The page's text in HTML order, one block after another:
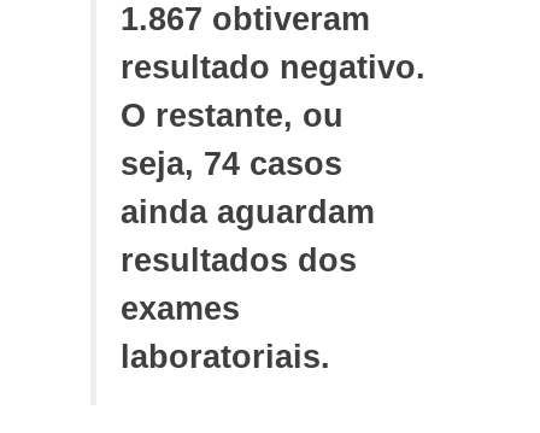
1.867 obtiveram
resultado negativo.
O restante, ou
seja, 74 casos
ainda aguardam
resultados dos
exames
laboratoriais.